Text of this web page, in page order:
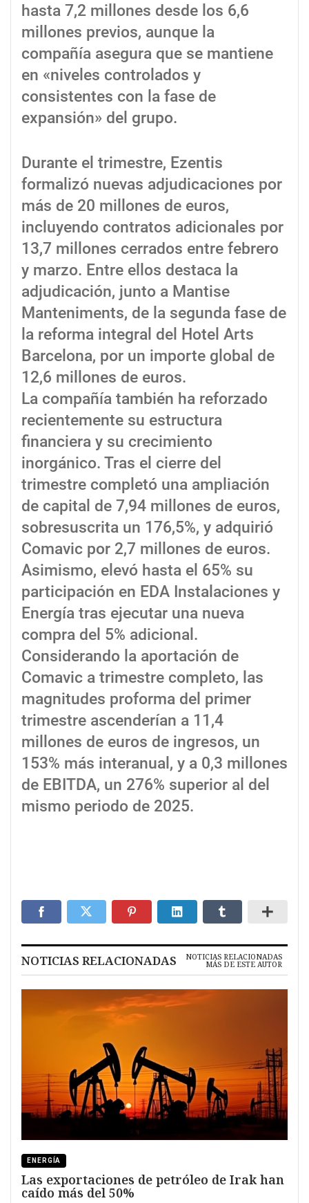
hasta 7,2 millones desde los 6,6
millones previos, aunque la
compañía asegura que se mantiene
en «niveles controlados y
consistentes con la fase de
expansión» del grupo.
Durante el trimestre, Ezentis
formalizó nuevas adjudicaciones por
más de 20 millones de euros,
incluyendo contratos adicionales por
13,7 millones cerrados entre febrero
y marzo. Entre ellos destaca la
adjudicación, junto a Mantise
Manteniments, de la segunda fase de
la reforma integral del Hotel Arts
Barcelona, por un importe global de
12,6 millones de euros.
La compañía también ha reforzado
recientemente su estructura
financiera y su crecimiento
inorgánico. Tras el cierre del
trimestre completó una ampliación
de capital de 7,94 millones de euros,
sobresuscrita un 176,5%, y adquirió
Comavic por 2,7 millones de euros.
Asimismo, elevó hasta el 65% su
participación en EDA Instalaciones y
Energía tras ejecutar una nueva
compra del 5% adicional.
Considerando la aportación de
Comavic a trimestre completo, las
magnitudes proforma del primer
trimestre ascenderían a 11,4
millones de euros de ingresos, un
153% más interanual, y a 0,3 millones
de EBITDA, un 276% superior al del
mismo periodo de 2025.
NOTICIAS RELACIONADAS NOTICIAS RELACIONADAS
MÁS DE ESTE AUTOR
ENERGÍA
Las exportaciones de petróleo de Irak han
caído más del 50%